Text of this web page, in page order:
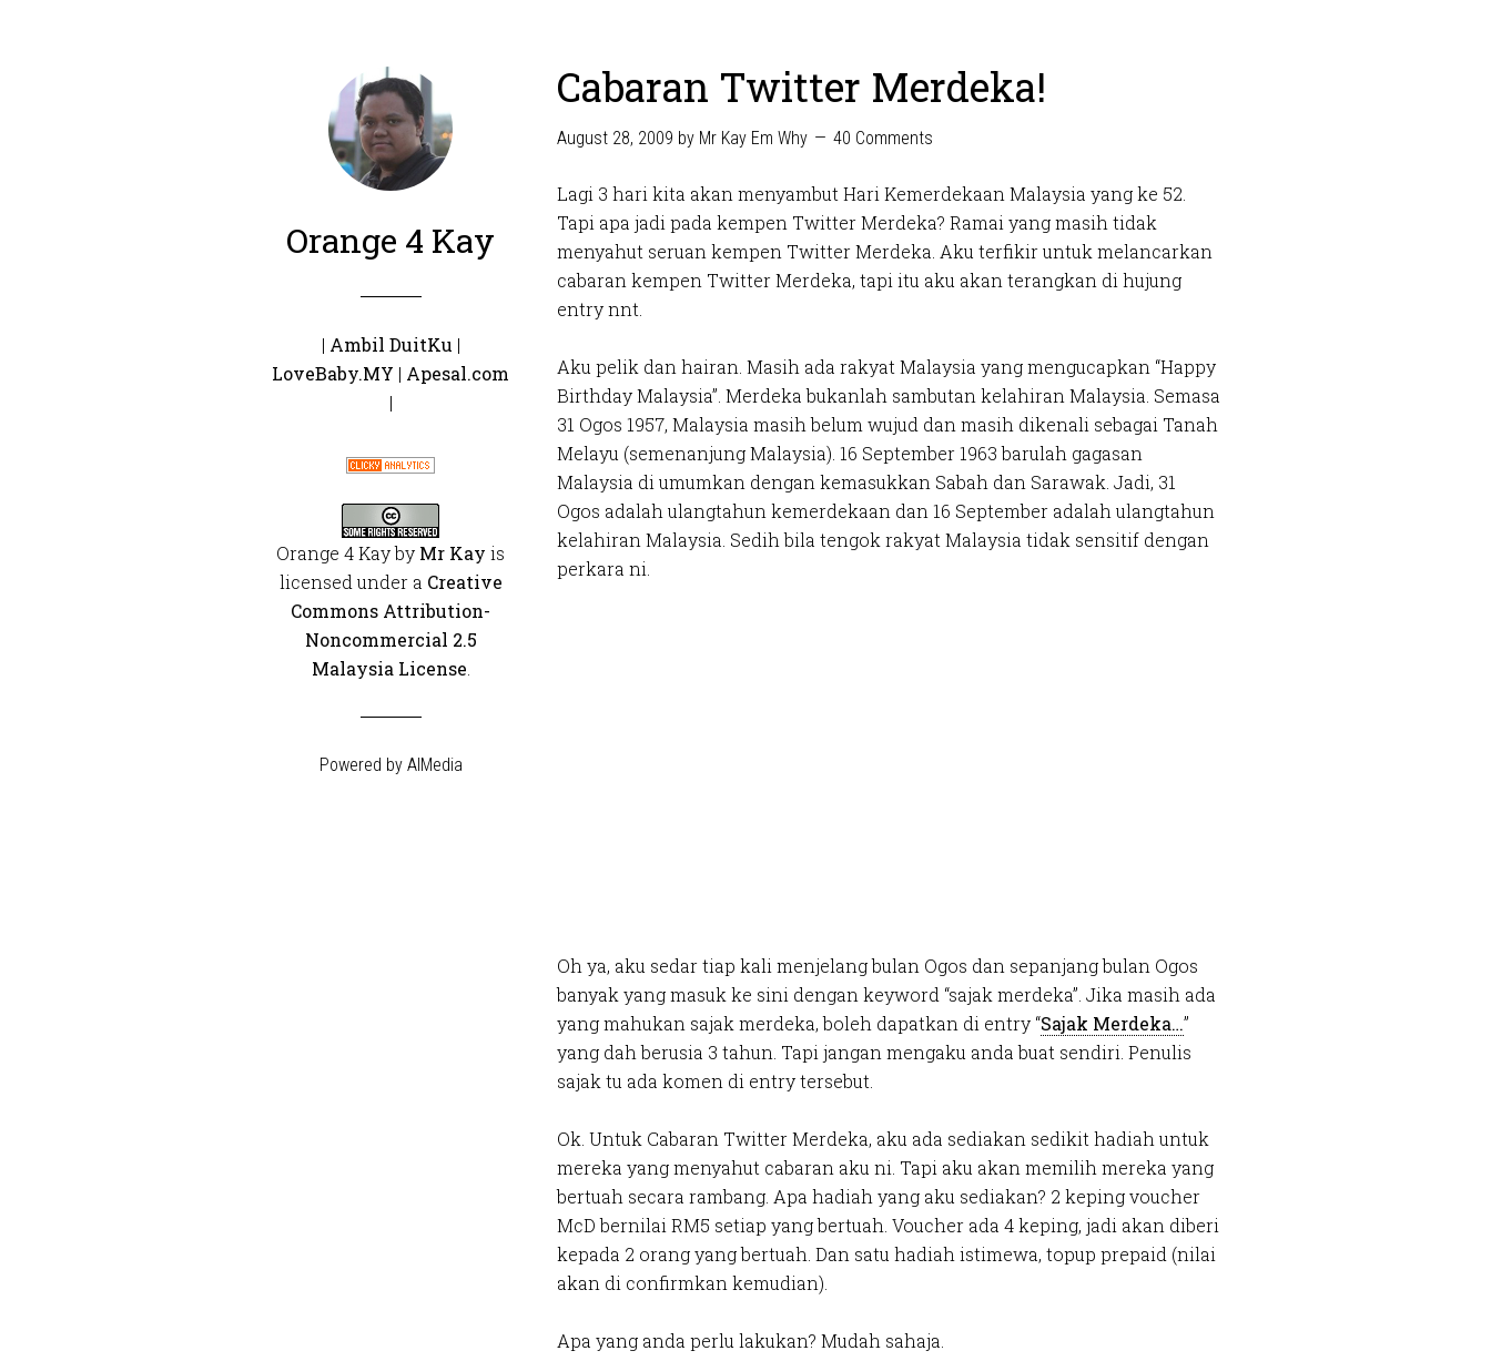
Orange 4 Kay
| Ambil DuitKu |
LoveBaby.MY | Apesal.com
|
Orange 4 Kayby Mr Kay is
licensed under a Creative
Commons Attribution-
Noncommercial 2.5
Malaysia License
Powered by AIMedia
Cabaran Twitter Merdeka!
August 28, 2009 by Mr Kay Em Why 40 Comments
Lagi 3 hari kita akan menyambut Hari Kemerdekaan Malaysia yang ke 52.
Tapi apa jadi pada kempen Twitter Merdeka? Ramai yang masih tidak
menyahut seruan kempen Twitter Merdeka. Aku terfikir untuk melancarkan
cabaran kempen Twitter Merdeka, tapi itu aku akan terangkan di hujung
entry nnt.
Aku pelik dan hairan. Masih ada rakyat Malaysia yang mengucapkan “Happy
Birthday Malaysia”. Merdeka bukanlah sambutan kelahiran Malaysia. Semasa
31 Ogos 1957, Malaysia masih belum wujud dan masih dikenali sebagai Tanah
Melayu (semenanjung Malaysia). 16 September 1963 barulah gagasan
Malaysia di umumkan dengan kemasukkan Sabah dan Sarawak. Jadi, 31
Ogos adalah ulangtahun kemerdekaan dan 16 September adalah ulangtahun
kelahiran Malaysia. Sedih bila tengok rakyat Malaysia tidak sensitif dengan
perkara ni.
Oh ya, aku sedar tiap kali menjelang bulan Ogos dan sepanjang bulan Ogos
banyak yang masuk ke sini dengan keyword “sajak merdeka”. Jika masih ada
yang mahukan sajak merdeka, boleh dapatkan di entry “Sajak Merdeka…”
yang dah berusia 3 tahun. Tapi jangan mengaku anda buat sendiri. Penulis
sajak tu ada komen di entry tersebut.
Ok. Untuk Cabaran Twitter Merdeka, aku ada sediakan sedikit hadiah untuk
mereka yang menyahut cabaran aku ni. Tapi aku akan memilih mereka yang
bertuah secara rambang. Apa hadiah yang aku sediakan? 2 keping voucher
McD bernilai RM5 setiap yang bertuah. Voucher ada 4 keping, jadi akan diberi
kepada 2 orang yang bertuah. Dan satu hadiah istimewa, topup prepaid (nilai
akan di confirmkan kemudian).
Apa yang anda perlu lakukan? Mudah sahaja.